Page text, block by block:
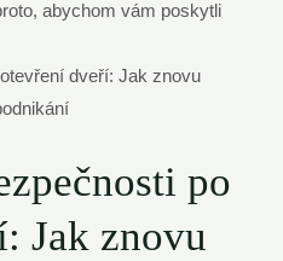
abychom vám poskytli
po
Jak znovu